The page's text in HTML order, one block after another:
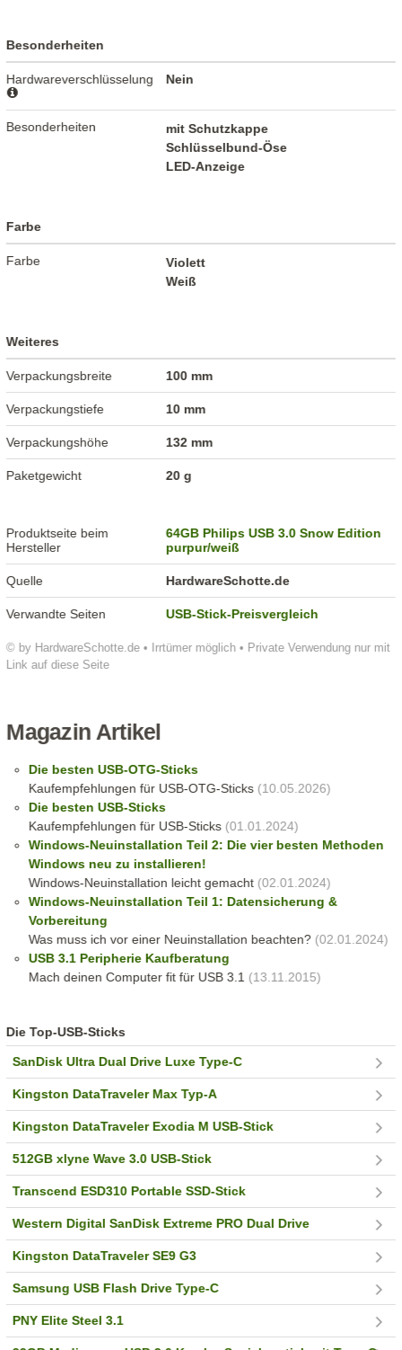
© by HardwareSchotte.de • Irrtümer möglich • Private Verwendung nur mit
Link auf diese Seite
Besonderheiten
Hardwareverschlüsselung Nein
Besonderheiten
mit Schutzkappe
Schlüsselbund-Öse
LED-Anzeige
Farbe
Farbe
Violett
Weiß
Weiteres
Verpackungsbreite 100 mm
Verpackungstiefe 10 mm
Verpackungshöhe 132 mm
Paketgewicht 20 g
Produktseite beim
Hersteller
64GB Philips USB 3.0 Snow Edition
purpur/weiß
Quelle HardwareSchotte.de
Verwandte Seiten USB-Stick-Preisvergleich
Magazin Artikel
Die besten USB-OTG-Sticks
Kaufempfehlungen für USB-OTG-Sticks(10.05.2026)
Die besten USB-Sticks
Kaufempfehlungen für USB-Sticks(01.01.2024)
Windows-Neuinstallation Teil 2: Die vier besten Methoden
Windows neu zu installieren!
Windows-Neuinstallation leicht gemacht(02.01.2024)
Windows-Neuinstallation Teil 1: Datensicherung &
Vorbereitung
Was muss ich vor einer Neuinstallation beachten?(02.01.2024)
USB 3.1 Peripherie Kaufberatung
Mach deinen Computer fit für USB 3.1 (13.11.2015)
Die Top-USB-Sticks
SanDisk Ultra Dual Drive Luxe Type-C
Kingston DataTraveler Max Typ-A
Kingston DataTraveler Exodia M USB-Stick
512GB xlyne Wave 3.0 USB-Stick
Transcend ESD310 Portable SSD-Stick
Western Digital SanDisk Extreme PRO Dual Drive
Kingston DataTraveler SE9 G3
Samsung USB Flash Drive Type-C
PNY Elite Steel 3.1